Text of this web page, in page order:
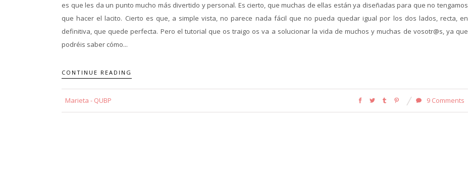
es que les da un punto mucho más divertido y personal. Es cierto, que muchas de ellas están ya diseñadas para que no tengamos
que hacer el lacito. Cierto es que, a simple vista, no parece nada fácil que no pueda quedar igual por los dos lados, recta, en
definitiva, que quede perfecta. Pero el tutorial que os traigo os va a solucionar la vida de muchos y muchas de vosotr@s, ya que
podréis saber cómo...
CONTINUE READING
Marieta - QUBP 9 Comments